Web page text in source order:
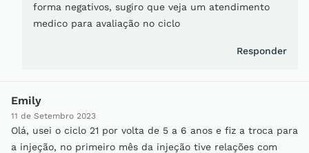
forma negativos, sugiro que veja um atendimento
medico para avaliação no ciclo
Responder
Emily
11 de Setembro 2023
Olá, usei o ciclo 21 por volta de 5 a 6 anos e fiz a troca para
a injeção, no primeiro mês da injeção tive relações com